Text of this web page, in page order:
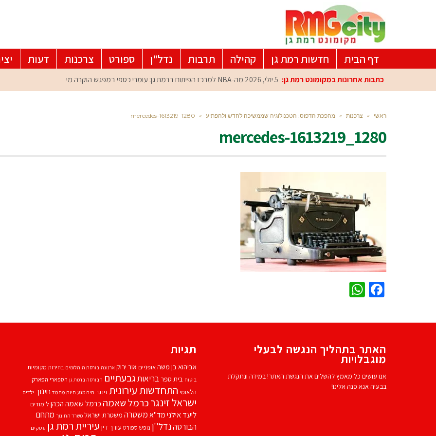
דף הבית חדשות רמת גן קהילה תרבות נדל"ן ספורט צרכנות דעות
כתבות אחרונות במקומונט רמת גן: 5 יולי, 2026 מה-NBA למרכז הפיתוח ברמת גן: עומרי כספי במפגש הוקרה מיוחד
ראשי » צרכנות » מהפכת הדפוס: הטכנולוגיה שממשיכה לחדש ולהפתיע »
mercedes-1613219_1280
mercedes-1613219_1280
Facebook
האתר בתהליך הנגשה לבעלי
מוגבלויות
אנו עושים כל מאמץ להשלים את הנגשת האתר! במידה ונתקלת
בבעיה אנא פנה אלינו!
תגיות
אביהוא בן משהאופניים אור ירוק ארנונה בורסת היהלומים בחירות מקומיות
ביטוח בית ספרבריאותגבעתיים הבורסה ברמת גן הספארי הפארק
הלאומי התחדשות עירוניתזינגר חיה מנע חיות מחמד חינוך ילדים
ישראל זינגרכרמל שאמה כרמל שאמה הכהן לימודים
ליעד אילנימד''אמשטרה משטרת ישראל משרד החינוך מתחם
הבורסהנדל''ן נופש ספורט עורך דין עיריית רמת גן עסקים